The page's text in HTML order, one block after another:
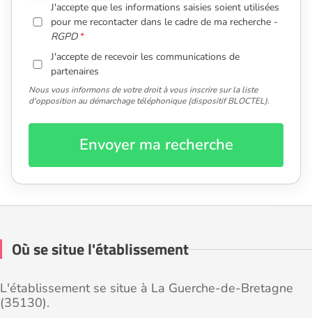
J'accepte que les informations saisies soient utilisées
pour me recontacter dans le cadre de ma recherche -
RGPD
J'accepte de recevoir les communications de
partenaires
Nous vous informons de votre droit à vous inscrire sur la liste
d'opposition au démarchage téléphonique (dispositif BLOCTEL).
Envoyer ma recherche
Où se situe l'établissement
L'établissement se situe à La Guerche-de-Bretagne
(35130).